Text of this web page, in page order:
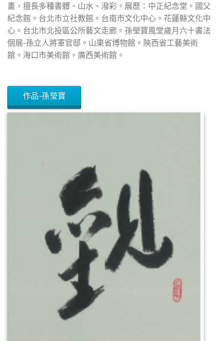
畫，擅長多種書體、山水、潑彩。展歷：中正紀念堂。國父
紀念館。台北市立社教館。台南市文化中心。花蓮縣文化中
心。台北市北投區公所藝文走廊。孫瑩寶風堂歲月六十書法
個展-孫立人將軍官邸。山東省博物館。陝西省工藝美術
館。海口市美術館。廣西美術館。
作品-孫瑩寶